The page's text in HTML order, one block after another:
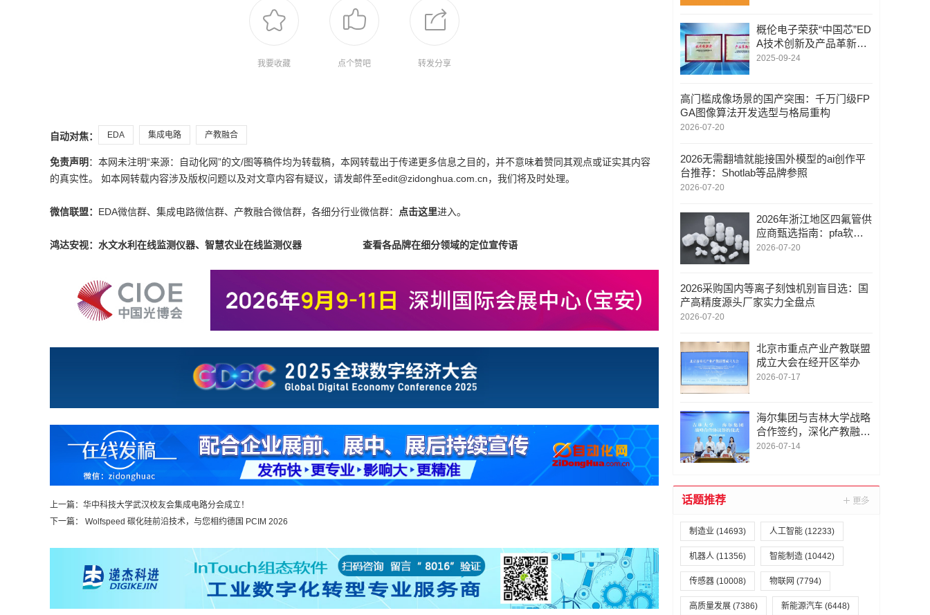
我要收藏 点个赞吧 转发分享
自动对焦： EDA 集成电路 产教融合
免责声明 ：本网未注明“来源：自动化网”的文/图等稿件均为转载稿，本网转载出于传递更多信息之目的，并不意味着赞同其观点或证实其内容
的真实性。 如本网转载内容涉及版权问题以及对文章内容有疑议，请发邮件至edit@zidonghua.com.cn，我们将及时处理。
微信联盟： EDA微信群、集成电路微信群、产教融合微信群，各细分行业微信群： 点击这里进入。
鸿达安视：水文水利在线监测仪器、智慧农业在线监测仪器 查看各品牌在细分领域的定位宣传语
上一篇： 华中科技大学武汉校友会集成电路分会成立！
下一篇： Wolfspeed 碳化硅前沿技术，与您相约德国 PCIM 2026
概伦电子荣获“中国芯”ED
A技术创新及产品革新两
大奖项
2025-09-24
高门槛成像场景的国产突围：千万门级FP
GA图像算法开发选型与格局重构
2026-07-20
2026无需翻墙就能接国外模型的ai创作平
台推荐：Shotlab等品牌参照
2026-07-20
2026年浙江地区四氟管供
应商甄选指南：pfa软管
接头/ptfe聚四氟管/技术实
2026-07-20
2026采购国内等离子刻蚀机别盲目选：国
产高精度源头厂家实力全盘点
2026-07-20
北京市重点产业产教联盟
成立大会在经开区举办
2026-07-17
海尔集团与吉林大学战略
合作签约，深化产教融合
发展新质生产力
2026-07-14
话题推荐
制造业 (14693) 人工智能 (12233)
机器人 (11356) 智能制造 (10442)
传感器 (10008) 物联网 (7794)
高质量发展 (7386) 新能源汽车 (6448)